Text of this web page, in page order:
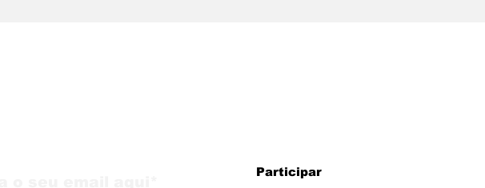
agência brasileira na
Participar